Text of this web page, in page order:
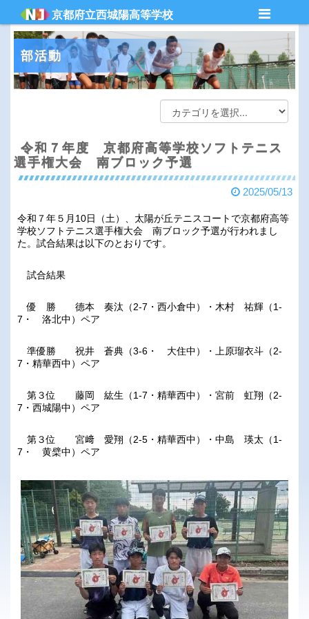
部活動
令和７年度 京都府高等学校ソフトテニス
選手権大会 南ブロック予選
2025/05/13
令和７年５月 10 日（土）、太陽が丘テニスコートで京都府高等
学校ソフトテニス選手権大会 南ブロック予選が行われまし
た。試合結果は以下のとおりです。
試合結果
優 勝 德本 奏汰（2-7 ・西小倉中）・木村 祐輝（ 1-
7 ・ 洛北中）ペア
準優勝 祝井 蒼典（3-6 ・ 大住中）・上原瑠衣斗（2-
7 ・精華西中）ペア
第３位 藤岡 紘生（ 1-7 ・精華西中）・宮前 虹翔（2-
7 ・西城陽中）ペア
第３位 宮﨑 愛翔（2-5 ・精華西中）・中島 瑛太（ 1-
7 ・ 黄檗中）ペア
京都府立西城陽高等学校